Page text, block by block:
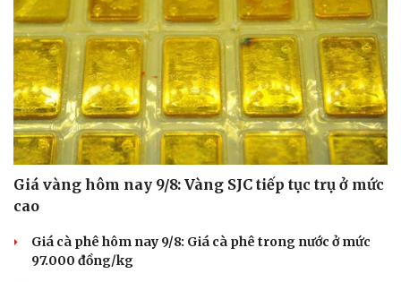
Giá vàng hôm nay 9/8: Vàng SJC tiếp tục trụ ở mức
cao
Giá cà phê hôm nay 9/8: Giá cà phê trong nước ở mức
97.000 đồng/kg